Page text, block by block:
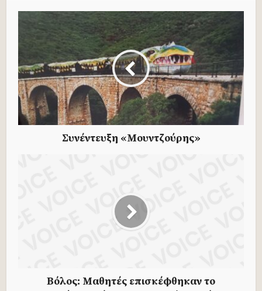
Συνέντευξη «Μουντζούρης»
Βόλος: Μαθητές επισκέφθηκαν το